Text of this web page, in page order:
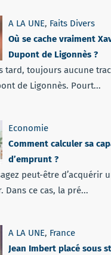
A LA UNE, Faits Divers
Où se cache vraiment
Dupont de Ligonnès ?
tard, toujours aucune
de Ligonnès. Pourt...
Economie
Comment calculer sa
d’emprunt ?
peut-être d’acquérir
Dans ce cas, la pré...
A LA UNE, France
Jean Imbert placé sous